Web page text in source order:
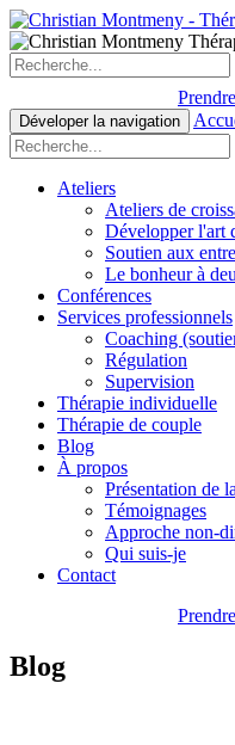
Déveloper la navigation
Ateliers
Ateliers de
Développer l'art
Soutien aux
Le bonheur à
Conférences
Services professionnels
Coaching
Régulation
Supervision
Thérapie individuelle
Thérapie de couple
Blog
À propos
Présentation de
Témoignages
Approche non-
Qui suis-je
Contact
Blog